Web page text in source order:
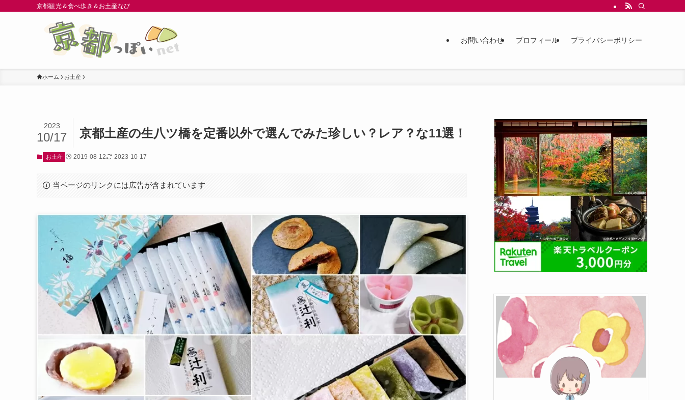
京都観光＆食べ歩き＆お土産なび
お問い合わせ プロフィール プライバシーポリシー
ホーム お土産
京都土産の生八ツ橋を定番以外で選んでみた珍しい？レア？な11選！
2023
10/17
お土産 2019-08-12 2023-10-17
当ページのリンクには広告が含まれています